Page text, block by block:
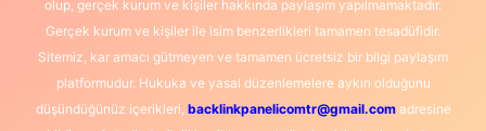
olup, gerçek kurum ve kişiler hakkında paylaşım yapılmamaktadır.
Gerçek kurum ve kişiler ile isim benzerlikleri tamamen tesadüfidir.
Sitemiz, kar amacı gütmeyen ve tamamen ücretsiz bir bilgi paylaşım
platformudur. Hukuka ve yasal düzenlemelere aykırı olduğunu
düşündüğünüz içerikleri, backlinkpanelicomtr@gmail.comadresine